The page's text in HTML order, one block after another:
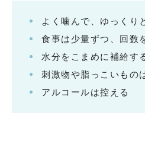
よく噛んで、ゆっくり
食事は少量ずつ、回数
水分をこまめに補給す
刺激物や脂っこいもの
アルコールは控える